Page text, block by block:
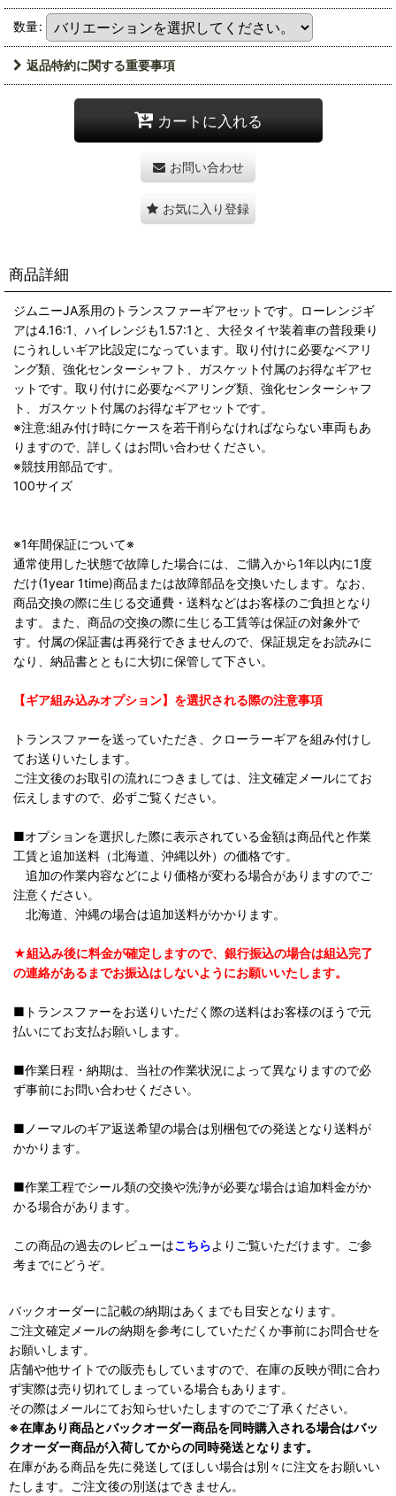
数量:
返品特約に関する重要事項
カートに入れる
お問い合わせ
お気に入り登録
商品詳細
ジムニーJA系用のトランスファーギアセットです。ローレンジギ
アは4.16:1、ハイレンジも1.57:1と、大径タイヤ装着車の普段乗り
にうれしいギア比設定になっています。取り付けに必要なベアリ
ング類、強化センターシャフト、ガスケット付属のお得なギアセ
ットです。取り付けに必要なベアリング類、強化センターシャフ
ト、ガスケット付属のお得なギアセットです。
※注意:組み付け時にケースを若干削らなければならない車両もあ
りますので、詳しくはお問い合わせください。
※競技用部品です。
100サイズ
※1年間保証について※
通常使用した状態で故障した場合には、ご購入から1年以内に1度
だけ(1year 1time)商品または故障部品を交換いたします。なお、
商品交換の際に生じる交通費・送料などはお客様のご負担となり
ます。また、商品の交換の際に生じる工賃等は保証の対象外で
す。付属の保証書は再発行できませんので、保証規定をお読みに
なり、納品書とともに大切に保管して下さい。
【ギア組み込みオプション】を選択される際の注意事項
トランスファーを送っていただき、クローラーギアを組み付けし
てお送りいたします。
ご注文後のお取引の流れにつきましては、注文確定メールにてお
伝えしますので、必ずご覧ください。
■オプションを選択した際に表示されている金額は商品代と作業
工賃と追加送料（北海道、沖縄以外）の価格です。
追加の作業内容などにより価格が変わる場合がありますのでご
注意ください。
北海道、沖縄の場合は追加送料がかかります。
★組込み後に料金が確定しますので、銀行振込の場合は組込完了
の連絡があるまでお振込はしないようにお願いいたします。
■トランスファーをお送りいただく際の送料はお客様のほうで元
払いにてお支払お願いします。
■作業日程・納期は、当社の作業状況によって異なりますので必
ず事前にお問い合わせください。
■ノーマルのギア返送希望の場合は別梱包での発送となり送料が
かかります。
■作業工程でシール類の交換や洗浄が必要な場合は追加料金がか
かる場合があります。
この商品の過去のレビューはこちらよりご覧いただけます。ご参
考までにどうぞ。
バックオーダーに記載の納期はあくまでも目安となります。
ご注文確定メールの納期を参考にしていただくか事前にお問合せを
お願いします。
店舗や他サイトでの販売もしていますので、在庫の反映が間に合わ
ず実際は売り切れてしまっている場合もあります。
その際はメールにてお知らせいたしますのでご了承ください。
※在庫あり商品とバックオーダー商品を同時購入される場合はバッ
クオーダー商品が入荷してからの同時発送となります。
在庫がある商品を先に発送してほしい場合は別々に注文をお願いい
たします。ご注文後の別送はできません。